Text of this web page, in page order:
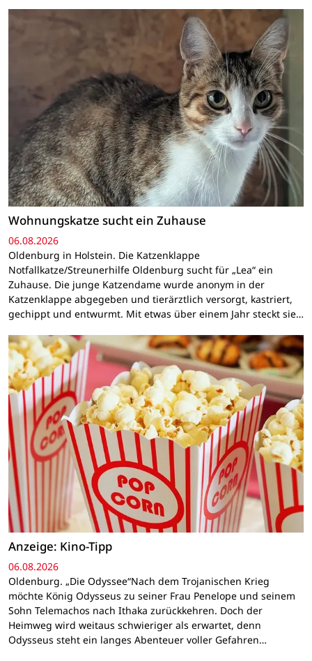
Wohnungskatze sucht ein Zuhause
06.08.2026
Oldenburg in Holstein. Die Katzenklappe
Notfallkatze/Streunerhilfe Oldenburg sucht für „Lea“ ein
Zuhause. Die junge Katzendame wurde anonym in der
Katzenklappe abgegeben und tierärztlich versorgt, kastriert,
gechippt und entwurmt. Mit etwas über einem Jahr steckt sie…
Anzeige: Kino-Tipp
06.08.2026
Oldenburg. „Die Odyssee“Nach dem Trojanischen Krieg
möchte König Odysseus zu seiner Frau Penelope und seinem
Sohn Telemachos nach Ithaka zurückkehren. Doch der
Heimweg wird weitaus schwieriger als erwartet, denn
Odysseus steht ein langes Abenteuer voller Gefahren…